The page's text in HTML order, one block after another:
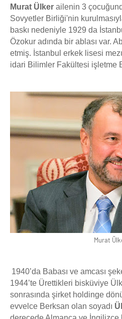
Murat Ülker ailenin 3
Sovyetler Birliği'nin
baskı nedeniyle 1929 da
Özokur adında bir ablası var.
etmiş. İstanbul erkek lisesi
idari Bilimler Fakültesi işletme
Murat
1940’da Babası ve amcası
1944’te Ürettikleri bisküviye
sonrasında şirket holdinge
evvelce Berksan olan soyadı